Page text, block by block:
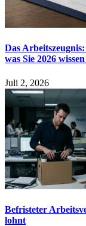
Das
was Sie 2026
Juli 2, 2026
Befristeter
lohnt